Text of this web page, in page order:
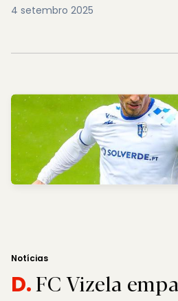
4 setembro 2025
Notícias
D.FC Vizela